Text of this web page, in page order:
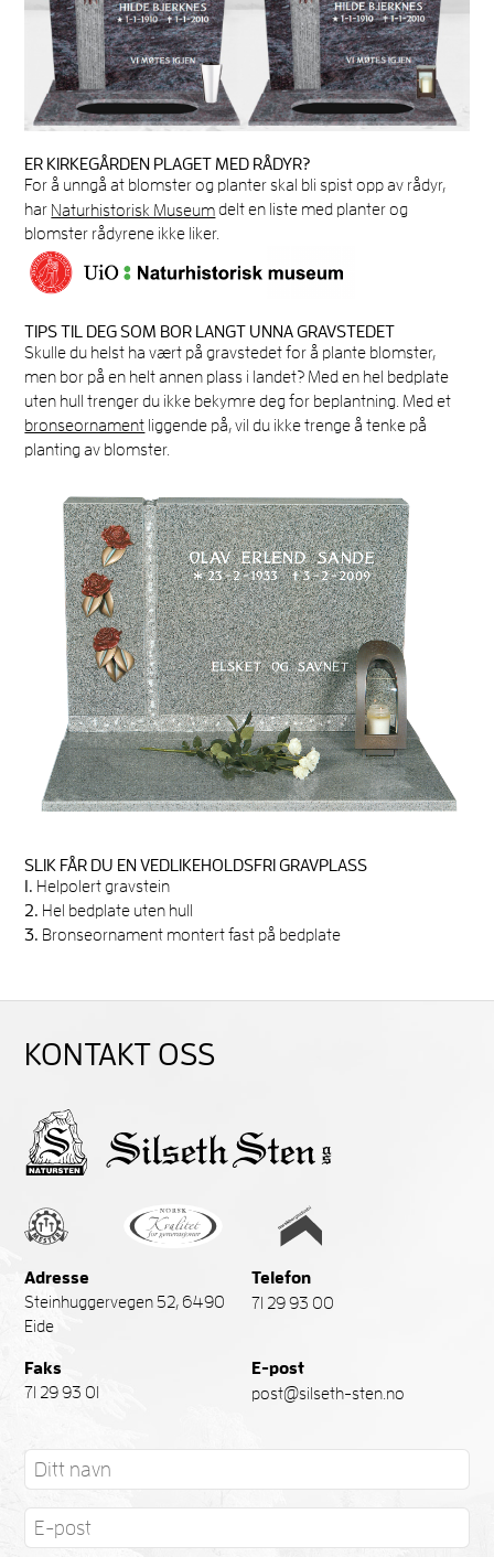
ER KIRKEGÅRDEN PLAGET MED RÅDYR?
For å unngå at blomster og planter skal bli spist opp av rådyr,
har Naturhistorisk Museumdelt en liste med planter og
blomster rådyrene ikke liker.
TIPS TIL DEG SOM BOR LANGT UNNA GRAVSTEDET
Skulle du helst ha vært på gravstedet for å plante blomster,
men bor på en helt annen plass i landet? Med en hel bedplate
uten hull trenger du ikke bekymre deg for beplantning. Med et
bronseornament liggende på, vil du ikke trenge å tenke på
planting av blomster.
SLIK FÅR DU EN VEDLIKEHOLDSFRI GRAVPLASS
1. Helpolert gravstein
2. Hel bedplate uten hull
3. Bronseornament montert fast på bedplate
KONTAKT OSS
Adresse
Steinhuggervegen 52, 6490
Eide
Telefon
71 29 93 00
Faks
71 29 93 01
E-post
post@silseth-sten.no